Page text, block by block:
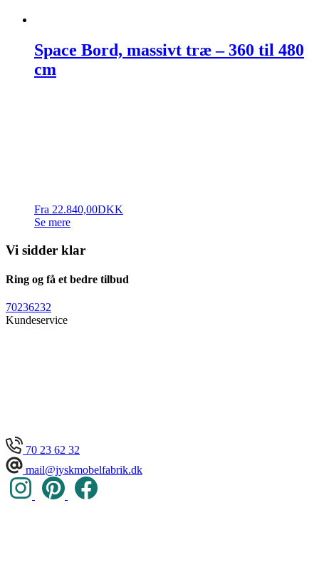
Space Bord, massivt træ – 360 til 480
cm
Fra 22.840,00DKK
Se mere
Vi sidder klar
Ring og få et bedre tilbud
70236232
Kundeservice
70 23 62 32
mail@jyskmobelfabrik.dk